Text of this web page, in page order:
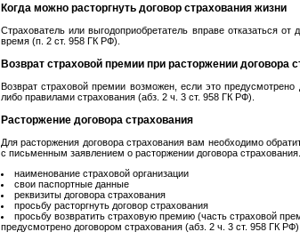
Когда можно расторгнуть договор страхования жизни
Страхователь или выгодоприобретатель вправе отказаться от
время (п. 2 ст. 958 ГК РФ).
Возврат страховой премии при расторжении договора
Возврат страховой премии возможен, если это предусмотрено
либо правилами страхования (абз. 2 ч. 3 ст. 958 ГК РФ).
Расторжение договора страхования
Для расторжения договора страхования вам необходимо
с письменным заявлением о расторжении договора
наименование страховой организации
свои паспортные данные
реквизиты договора страхования
просьбу расторгнуть договор страхования
просьбу возвратить страховую премию (часть страховой
предусмотрено договором страхования (абз. 2 ч. 3 ст. 958 ГК РФ).